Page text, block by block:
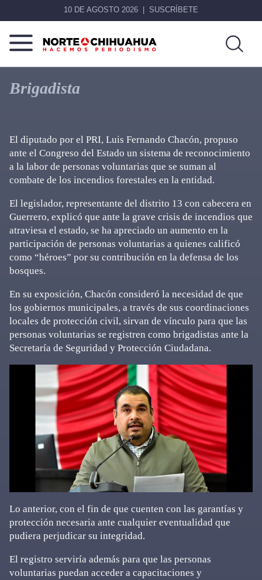
10 DE AGOSTO 2026 SUSCRÍBETE
Norte
De
Chihuahua
Más
que
noticias,
Brigadista
El diputado por el PRI, Luis Fernando Chacón, propuso
ante el Congreso del Estado un sistema de reconocimiento
a la labor de personas voluntarias que se suman al
combate de los incendios forestales en la entidad.
El legislador, representante del distrito 13 con cabecera en
Guerrero, explicó que ante la grave crisis de incendios que
atraviesa el estado, se ha apreciado un aumento en la
participación de personas voluntarias a quienes calificó
como “héroes” por su contribución en la defensa de los
bosques.
En su exposición, Chacón consideró la necesidad de que
los gobiernos municipales, a través de sus coordinaciones
locales de protección civil, sirvan de vínculo para que las
personas voluntarias se registren como brigadistas ante la
Secretaría de Seguridad y Protección Ciudadana.
Lo anterior, con el fin de que cuenten con las garantías y
protección necesaria ante cualquier eventualidad que
pudiera perjudicar su integridad.
El registro serviría además para que las personas
voluntarias puedan acceder a capacitaciones y